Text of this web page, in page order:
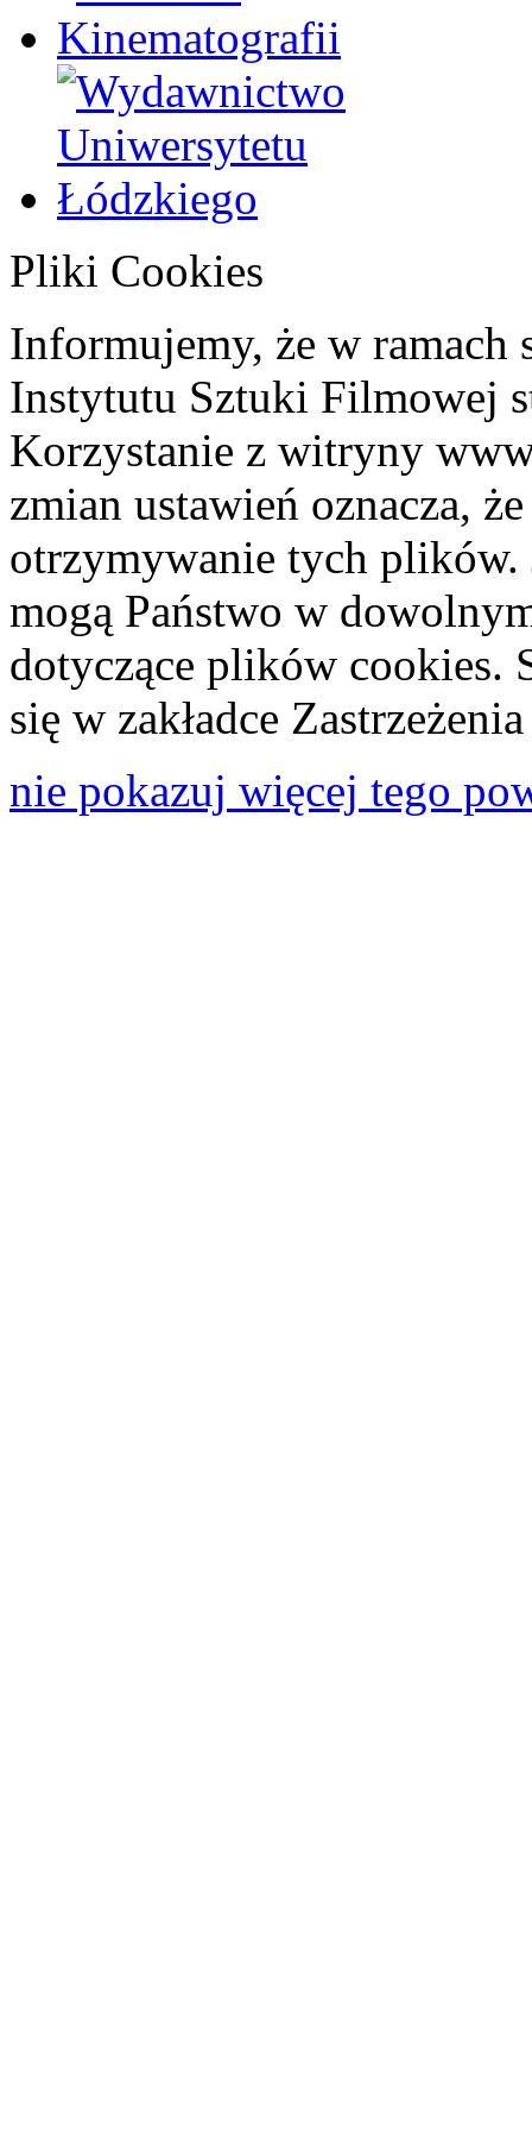
Pliki Cookies
Informujemy, że w ramach
Instytutu Sztuki Filmowej
Korzystanie z witryny
zmian ustawień oznacza,
otrzymywanie tych plików.
mogą Państwo w
dotyczące plików cookies.
się w zakładce
nie pokazuj więcej tego